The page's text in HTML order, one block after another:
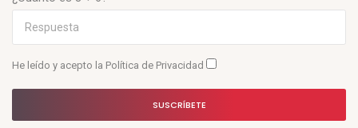
He leído y acepto la Política de Privacidad
SUSCRÍBETE